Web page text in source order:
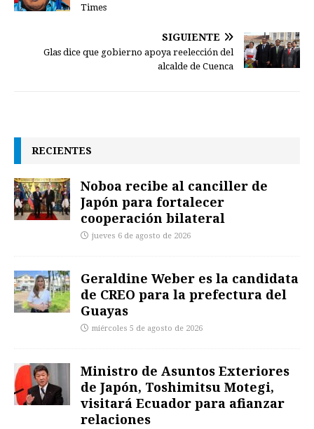
Times
SIGUIENTE
Glas dice que gobierno apoya reelección del
alcalde de Cuenca
RECIENTES
Noboa recibe al canciller de
Japón para fortalecer
cooperación bilateral
jueves 6 de agosto de 2026
Geraldine Weber es la candidata
de CREO para la prefectura del
Guayas
miércoles 5 de agosto de 2026
Ministro de Asuntos Exteriores
de Japón, Toshimitsu Motegi,
visitará Ecuador para afianzar
relaciones